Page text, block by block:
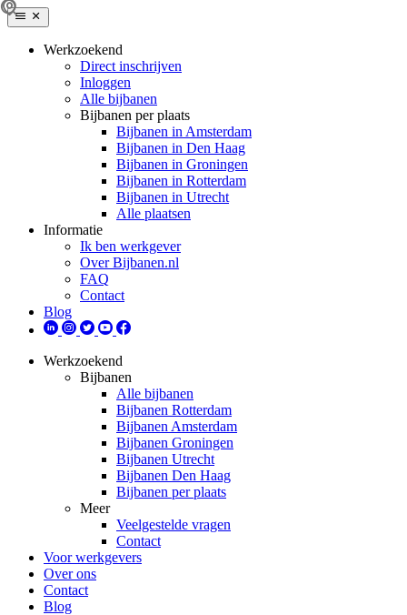
Werkzoekend
Direct inschrijven
Inloggen
Alle bijbanen
Bijbanen per plaats
Bijbanen in Amsterdam
Bijbanen in Den Haag
Bijbanen in Groningen
Bijbanen in Rotterdam
Bijbanen in Utrecht
Alle plaatsen
Informatie
Ik ben werkgever
Over Bijbanen.nl
FAQ
Contact
Blog
Werkzoekend
Bijbanen
Alle bijbanen
Bijbanen Rotterdam
Bijbanen Amsterdam
Bijbanen Groningen
Bijbanen Utrecht
Bijbanen Den Haag
Bijbanen per plaats
Meer
Veelgestelde vragen
Contact
Voor werkgevers
Over ons
Contact
Blog